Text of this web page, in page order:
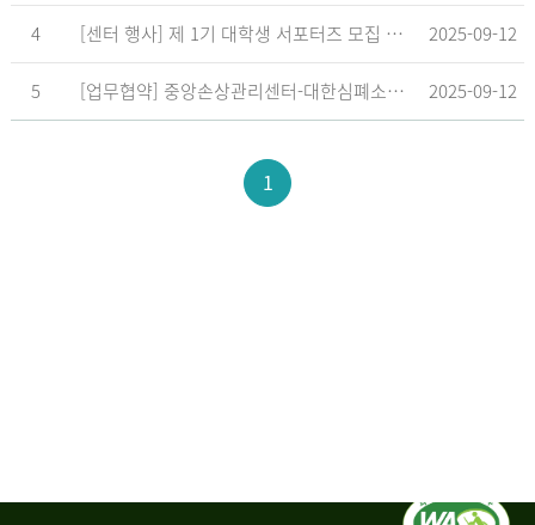
4 [센터 행사] 제 1기 대학생 서포터즈 모집 공고 2025-09-12
5 [업무협약] 중앙손상관리센터-대한심폐소생협회, 학교현장 CPR 교육 확대 위한 업무협약 체결 2025-09-12
1